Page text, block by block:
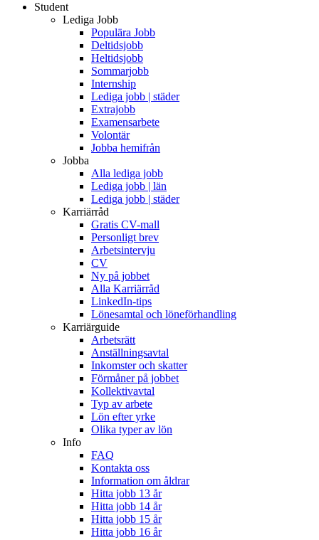
Student
Lediga Jobb
Populära Jobb
Deltidsjobb
Heltidsjobb
Sommarjobb
Internship
Lediga jobb | städer
Extrajobb
Examensarbete
Volontär
Jobba hemifrån
Jobba
Alla lediga jobb
Lediga jobb | län
Lediga jobb | städer
Karriärråd
Gratis CV-mall
Personligt brev
Arbetsintervju
CV
Ny på jobbet
Alla Karriärråd
LinkedIn-tips
Lönesamtal och löneförhandling
Karriärguide
Arbetsrätt
Anställningsavtal
Inkomster och skatter
Förmåner på jobbet
Kollektivavtal
Typ av arbete
Lön efter yrke
Olika typer av lön
Info
FAQ
Kontakta oss
Information om åldrar
Hitta jobb 13 år
Hitta jobb 14 år
Hitta jobb 15 år
Hitta jobb 16 år